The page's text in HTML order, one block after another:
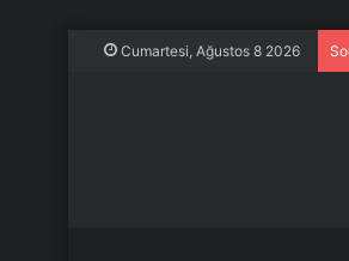
Cumartesi, Ağustos 8 2026